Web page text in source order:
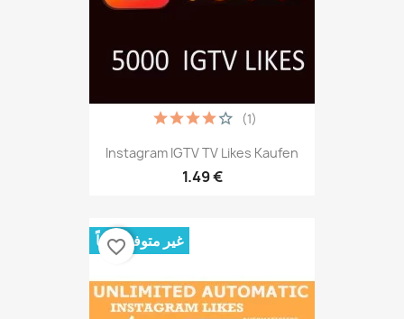
Instagram IGTV TV Likes Kaufen
1.49 €
(1)
غير متوفر حالياً
favorite_border